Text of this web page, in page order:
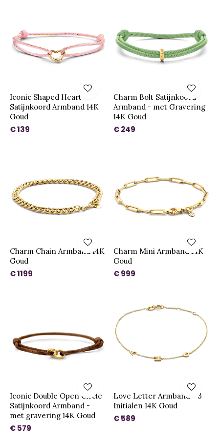
Iconic Shaped Heart
Satijnkoord Armband 14K
Goud
€ 139
Charm Bolt Satijnkoord
Armband - met Gravering
14K Goud
€ 249
Charm Chain Armband 14K
Goud
€ 1199
Charm Mini Armband 14K
Goud
€ 999
Iconic Double Open Circle
Satijnkoord Armband -
met gravering 14K Goud
€ 579
Love Letter Armband - 3
Initialen 14K Goud
€ 589